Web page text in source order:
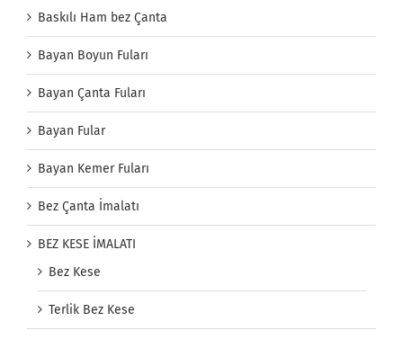
Baskılı Ham bez Çanta
Bayan Boyun Fuları
Bayan Çanta Fuları
Bayan Fular
Bayan Kemer Fuları
Bez Çanta İmalatı
BEZ KESE İMALATI
Bez Kese
Terlik Bez Kese